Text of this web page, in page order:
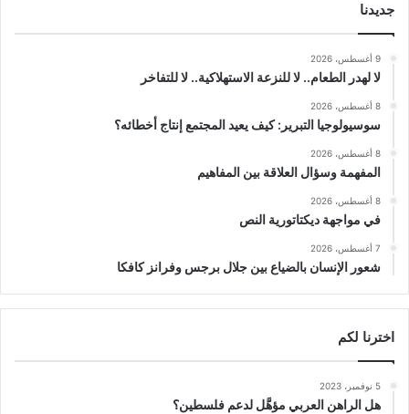
جديدنا
9 أغسطس، 2026
لا لهدر الطعام.. لا للنزعة الاستهلاكية.. لا للتفاخر
8 أغسطس، 2026
سوسيولوجيا التبرير: كيف يعيد المجتمع إنتاج أخطائه؟
8 أغسطس، 2026
المفهمة وسؤال العلاقة بين المفاهيم
8 أغسطس، 2026
في مواجهة ديكتاتورية النص
7 أغسطس، 2026
شعور الإنسان بالضياع بين جلال برجس وفرانز كافكا
اخترنا لكم
5 نوفمبر، 2023
هل الراهن العربي مؤهَّل لدعم فلسطين؟